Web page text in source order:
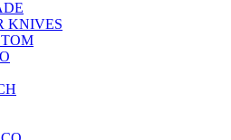
KNIVES